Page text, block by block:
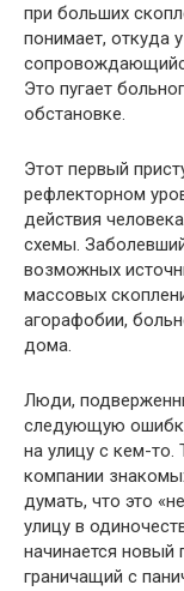
при больших
понимает, откуда
Это пугает
обстановке.
Этот первый
рефлекторном
действия
схемы.
возможных
массовых
агорафобии,
дома.
Люди,
следующую
на улицу с кем-то.
компании
думать, что это
улицу в
начинается новый
граничащий с